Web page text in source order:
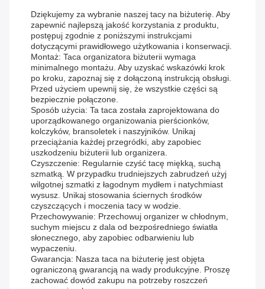
Dziękujemy za wybranie naszej tacy na biżuterię. Aby
zapewnić najlepszą jakość korzystania z produktu,
postępuj zgodnie z poniższymi instrukcjami
dotyczącymi prawidłowego użytkowania i konserwacji.
Montaż: Taca organizatora biżuterii wymaga
minimalnego montażu. Aby uzyskać wskazówki krok
po kroku, zapoznaj się z dołączoną instrukcją obsługi.
Przed użyciem upewnij się, że wszystkie części są
bezpiecznie połączone.
Sposób użycia: Ta taca została zaprojektowana do
uporządkowanego organizowania pierścionków,
kolczyków, bransoletek i naszyjników. Unikaj
przeciążania każdej przegródki, aby zapobiec
uszkodzeniu biżuterii lub organizera.
Czyszczenie: Regularnie czyść tacę miękką, suchą
szmatką. W przypadku trudniejszych zabrudzeń użyj
wilgotnej szmatki z łagodnym mydłem i natychmiast
wysusz. Unikaj stosowania ściernych środków
czyszczących i moczenia tacy w wodzie.
Przechowywanie: Przechowuj organizer w chłodnym,
suchym miejscu z dala od bezpośredniego światła
słonecznego, aby zapobiec odbarwieniu lub
wypaczeniu.
Gwarancja: Nasza taca na biżuterię jest objęta
ograniczoną gwarancją na wady produkcyjne. Proszę
zachować dowód zakupu na potrzeby roszczeń